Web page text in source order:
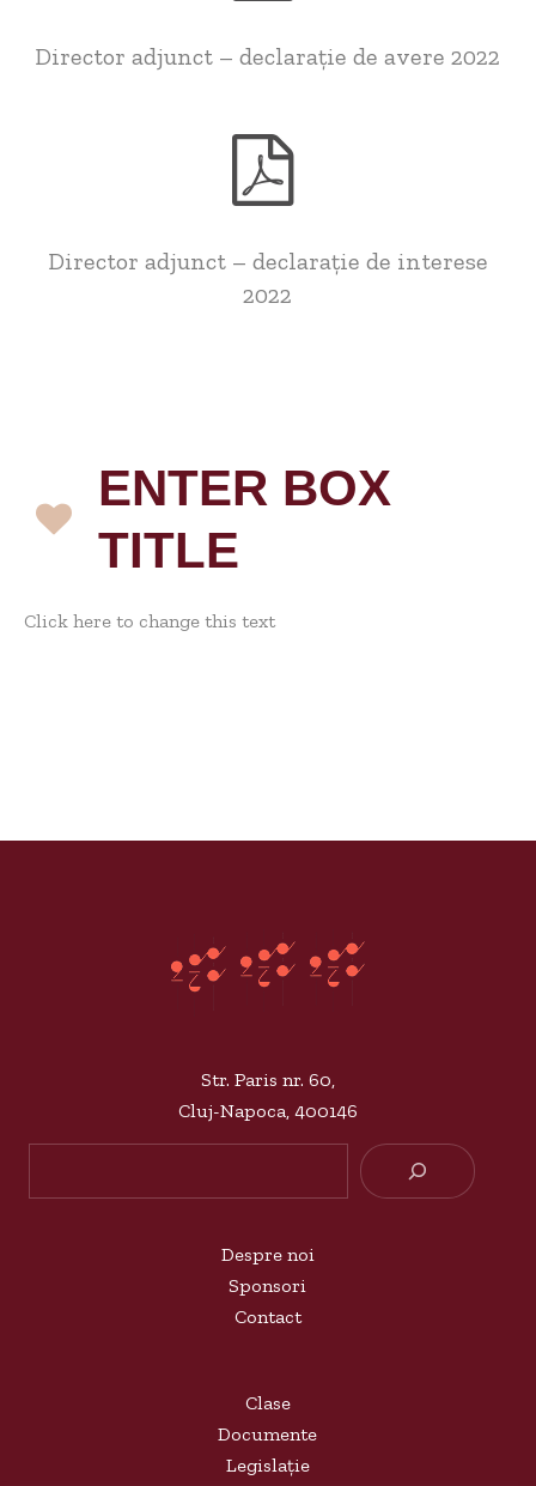
Director adjunct – declarație de avere 2022
Director adjunct – declarație de interese
2022
ENTER BOX
TITLE
Click here to change this text
Str. Paris nr. 60,
Cluj-Napoca, 400146
Despre noi
Sponsori
Contact
Clase
Documente
Legislație